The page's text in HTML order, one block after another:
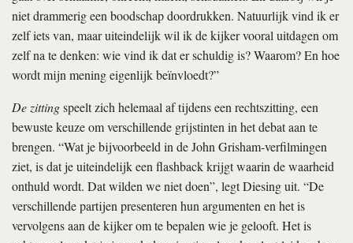
niet drammerig een boodschap doordrukken. Natuurlijk vind ik er
zelf iets van, maar uiteindelijk wil ik de kijker vooral uitdagen om
zelf na te denken: wie vind ik dat er schuldig is? Waarom? En hoe
wordt mijn mening eigenlijk beïnvloedt?”
De zittingspeelt zich helemaal af tijdens een rechtszitting, een
bewuste keuze om verschillende grijstinten in het debat aan te
brengen. “Wat je bijvoorbeeld in de John Grisham-verfilmingen
ziet, is dat je uiteindelijk een flashback krijgt waarin de waarheid
onthuld wordt. Dat wilden we niet doen”, legt Diesing uit. “De
verschillende partijen presenteren hun argumenten en het is
vervolgens aan de kijker om te bepalen wie je gelooft. Het is